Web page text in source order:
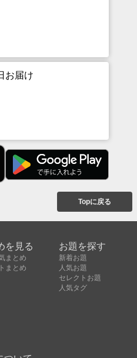
お届け
Topに戻る
を見る
まとめ
まとめ
お題を探す
新着お題
人気お題
セレクトお題
人気タグ